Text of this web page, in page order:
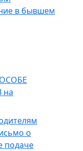
в бывшем
о
подаче